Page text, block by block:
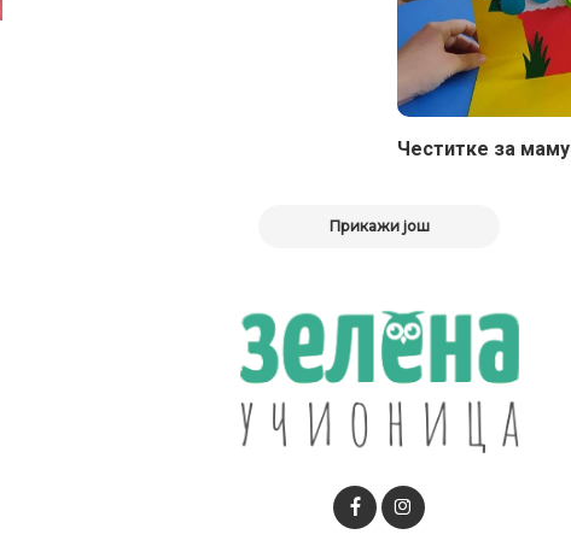
Честитке за маму
Прикажи још